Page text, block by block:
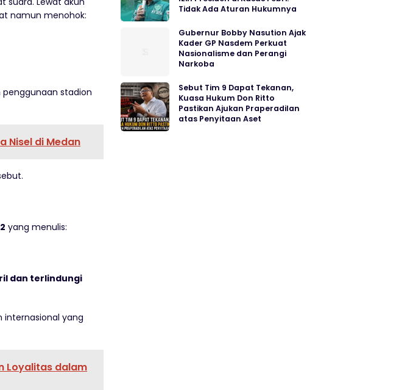
namun menohok:
stadion
Nisel di Medan
yang menulis:
dan terlindungi
internasional yang
Loyalitas dalam
Tidak Ada Aturan Hukumnya
Gubernur Bobby Nasution Ajak
Kader GP Nasdem Perkuat
Nasionalisme dan Perangi
Narkoba
Sebut Tim 9 Dapat Tekanan,
Kuasa Hukum Don Ritto
Pastikan Ajukan Praperadilan
atas Penyitaan Aset